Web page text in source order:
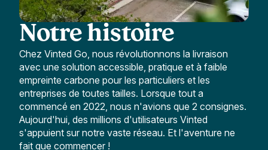
Notre histoire
Chez Vinted Go, nous révolutionnons la livraison
avec une solution accessible, pratique et à faible
empreinte carbone pour les particuliers et les
entreprises de toutes tailles. Lorsque tout a
commencé en 2022, nous n'avions que 2 consignes.
Aujourd'hui, des millions d'utilisateurs Vinted
s'appuient sur notre vaste réseau. Et l'aventure ne
fait que commencer !